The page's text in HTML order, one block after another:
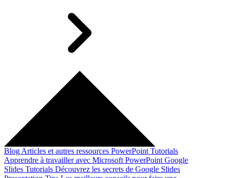
Blog Articles et autres ressources PowerPoint Tutorials
Apprendre à travailler avec Microsoft PowerPoint Google
Slides Tutorials Découvrez les secrets de Google Slides